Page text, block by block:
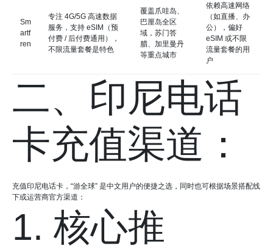
Sm
artf
ren
专注 4G/5G 高速数据
服务，支持 eSIM（预
付费 / 后付费通用），
不限流量套餐是特色
覆盖爪哇岛、
巴厘岛全区
域，苏门答
腊、加里曼丹
等重点城市
依赖高速网络
（如直播、办
公），偏好
eSIM 或不限
流量套餐的用
户
二、印尼电话
卡充值渠道：
充值印尼电话卡，“游全球” 是中文用户的便捷之选，同时也可根据场景搭配线
下或运营商官方渠道：
1. 核心推